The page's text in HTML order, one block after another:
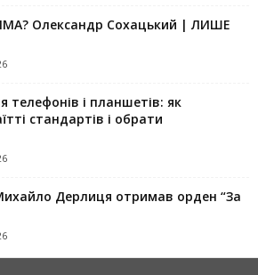
Олександр Сохацький | ЛИШЕ
телефонів і планшетів: як
стандартів і обрати
Дерлиця отримав орден “За